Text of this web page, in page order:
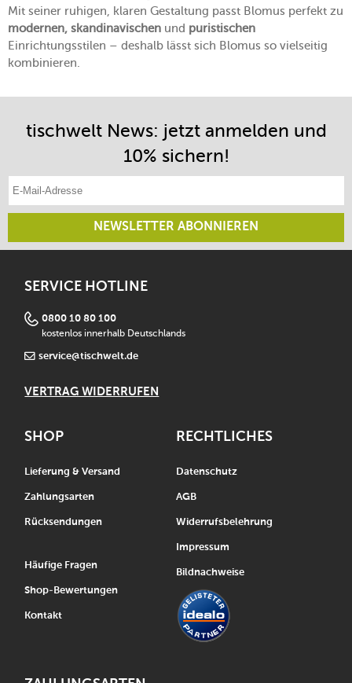
Mit seiner ruhigen, klaren Gestaltung passt Blomus perfekt zu
modernen, skandinavischen und puristischen
Einrichtungsstilen – deshalb lässt sich Blomus so vielseitig
kombinieren.
tischwelt News: jetzt anmelden und
10% sichern!
E-Mail-Adresse eintragen
NEWSLETTER ABONNIEREN
SERVICE HOTLINE
0800 10 80 100
kostenlos innerhalb Deutschlands
service@tischwelt.de
VERTRAG WIDERRUFEN
SHOP
Lieferung & Versand
Zahlungsarten
Rücksendungen
Häufige Fragen
Shop-Bewertungen
Kontakt
RECHTLICHES
Datenschutz
AGB
Widerrufsbelehrung
Impressum
Bildnachweise